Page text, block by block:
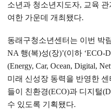
소년과 청소년지도자, 교육
여한 가운데 개최됐다.
동래구청소년센터는 이번 박
NA 행(복)성(장)’(이하 ‘ECO-
(Energy, Car, Ocean, Digital,
미래 신성장 동력을 반영한
들이 친환경(ECO)과 디지털
수 있도록 기획됐다.